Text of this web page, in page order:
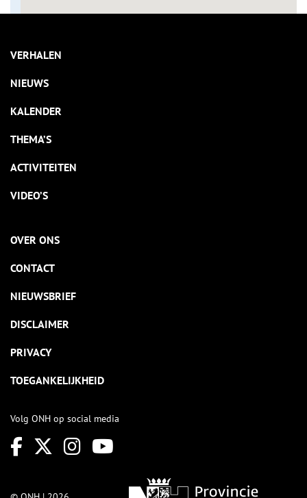
VERHALEN
NIEUWS
KALENDER
THEMA’S
ACTIVITEITEN
VIDEO’S
OVER ONS
CONTACT
NIEUWSBRIEF
DISCLAIMER
PRIVACY
TOEGANKELIJKHEID
Volg ONH op social media